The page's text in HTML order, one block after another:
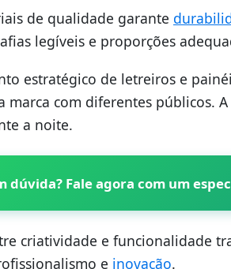
de qualidade garante
legíveis e proporções
estratégico de letreiros e
marca com diferentes públicos. A
a noite.
dúvida? Fale agora com um
criatividade e funcionalidade
e inovação.